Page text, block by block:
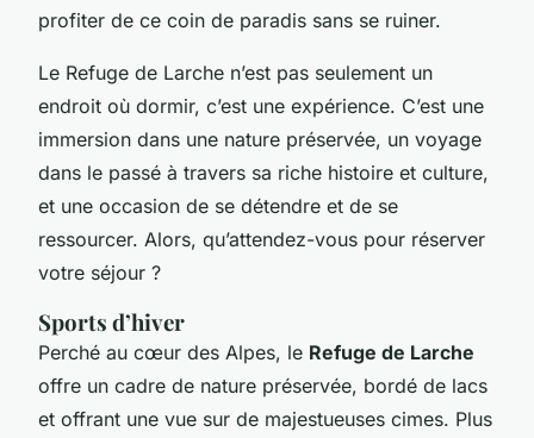
profiter de ce coin de paradis sans se ruiner.
Le Refuge de Larche n’est pas seulement un
endroit où dormir, c’est une expérience. C’est une
immersion dans une nature préservée, un voyage
dans le passé à travers sa riche histoire et culture,
et une occasion de se détendre et de se
ressourcer. Alors, qu’attendez-vous pour réserver
votre séjour ?
Sports d’hiver
Perché au cœur des Alpes, le Refuge de Larche
offre un cadre de nature préservée, bordé de lacs
et offrant une vue sur de majestueuses cimes. Plus